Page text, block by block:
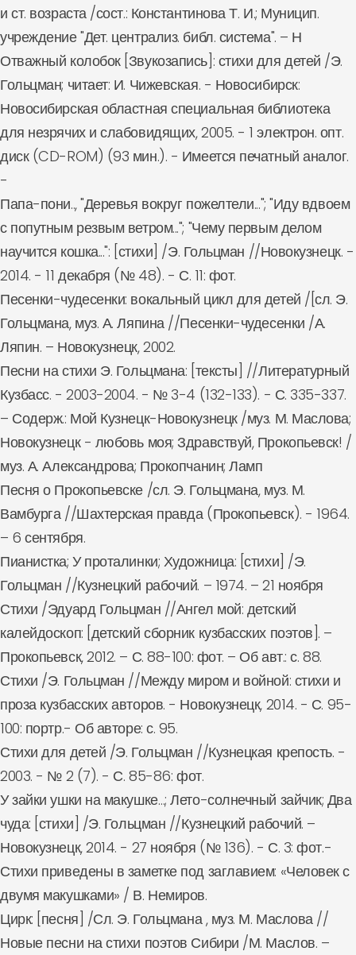
и ст. возраста /сост.: Константинова Т. И.; Муницип.
учреждение "Дет. централиз. библ. система". – Н
Отважный колобок [Звукозапись]: стихи для детей /Э.
Гольцман; читает: И. Чижевская. - Новосибирск:
Новосибирская областная специальная библиотека
для незрячих и слабовидящих, 2005. - 1 электрон. опт.
диск (CD-ROM) (93 мин.). - Имеется печатный аналог.
-
Папа-пони.., "Деревья вокруг пожелтели..."; "Иду вдвоем
с попутным резвым ветром..."; "Чему первым делом
научится кошка...": [стихи] /Э. Гольцман //Новокузнецк. -
2014. - 11 декабря (№ 48). - С. 11: фот.
Песенки-чудесенки: вокальный цикл для детей /[сл. Э.
Гольцмана, муз. А. Ляпина //Песенки-чудесенки /А.
Ляпин. – Новокузнецк, 2002.
Песни на стихи Э. Гольцмана: [тексты] //Литературный
Кузбасс. - 2003-2004. - № 3-4 (132-133). - С. 335-337.
– Содерж.: Мой Кузнецк-Новокузнецк /муз. М. Маслова;
Новокузнецк - любовь моя; Здравствуй, Прокопьевск! /
муз. А. Александрова; Прокопчанин; Ламп
Песня о Прокопьевске /сл. Э. Гольцмана, муз. М.
Вамбурга //Шахтерская правда (Прокопьевск). - 1964.
– 6 сентября.
Пианистка; У проталинки; Художница: [стихи] /Э.
Гольцман //Кузнецкий рабочий. – 1974. – 21 ноября
Стихи /Эдуард Гольцман //Ангел мой: детский
калейдоскоп: [детский сборник кузбасских поэтов]. –
Прокопьевск, 2012. – С. 88-100: фот. – Об авт.: с. 88.
Стихи /Э. Гольцман //Между миром и войной: стихи и
проза кузбасских авторов. - Новокузнецк, 2014. - С. 95-
100: портр.- Об авторе: с. 95.
Стихи для детей /Э. Гольцман //Кузнецкая крепость. -
2003. - № 2 (7). - С. 85-86: фот.
У зайки ушки на макушке…; Лето-солнечный зайчик; Два
чуда: [стихи] /Э. Гольцман //Кузнецкий рабочий. –
Новокузнецк, 2014. - 27 ноября (№ 136). - С. 3: фот.-
Стихи приведены в заметке под заглавием: «Человек с
двумя макушками» / В. Немиров.
Цирк: [песня] /Сл. Э. Гольцмана , муз. М. Маслова //
Новые песни на стихи поэтов Сибири /М. Маслов. –